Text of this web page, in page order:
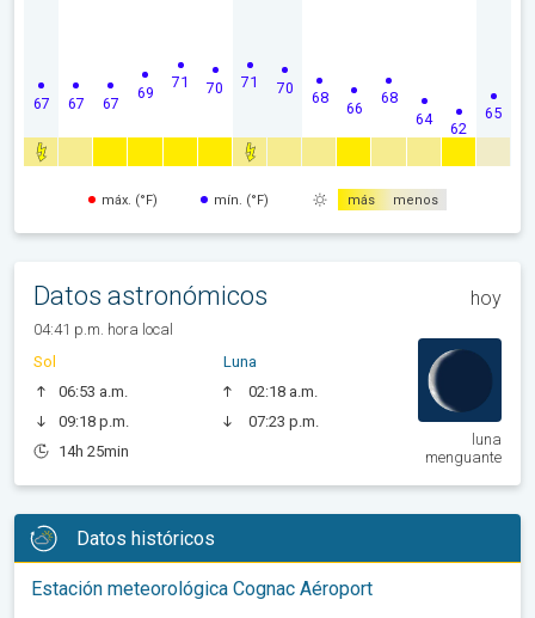
67 67 67
69
71 70 71 70
68
66
68
64
62
65
máx. (°F) mín. (°F) más menos
Datos astronómicos hoy
04:41 p.m. hora local
Sol
06:53 a.m.
09:18 p.m.
14h 25min
Luna
02:18 a.m.
07:23 p.m.
luna
menguante
Datos históricos
Estación meteorológica Cognac Aéroport